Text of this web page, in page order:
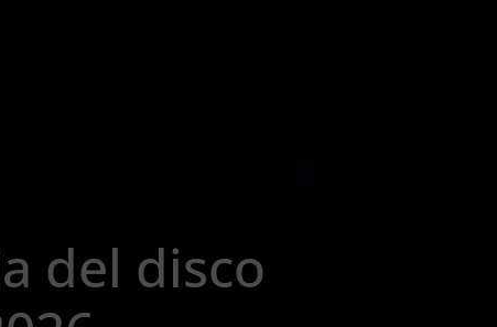
del disco